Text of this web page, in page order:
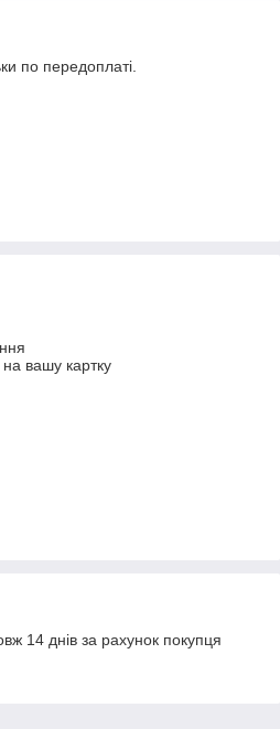
по передоплаті.
вашу картку
14 днів за рахунок покупця